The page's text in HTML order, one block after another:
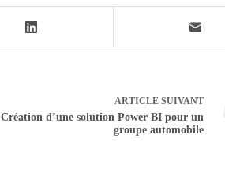
ARTICLESUIVANT
Création d’une solution Power BI pour un
groupe automobile